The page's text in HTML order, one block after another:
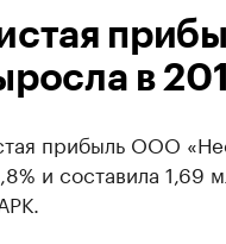
в
прибыль ООО
и составила 1,69